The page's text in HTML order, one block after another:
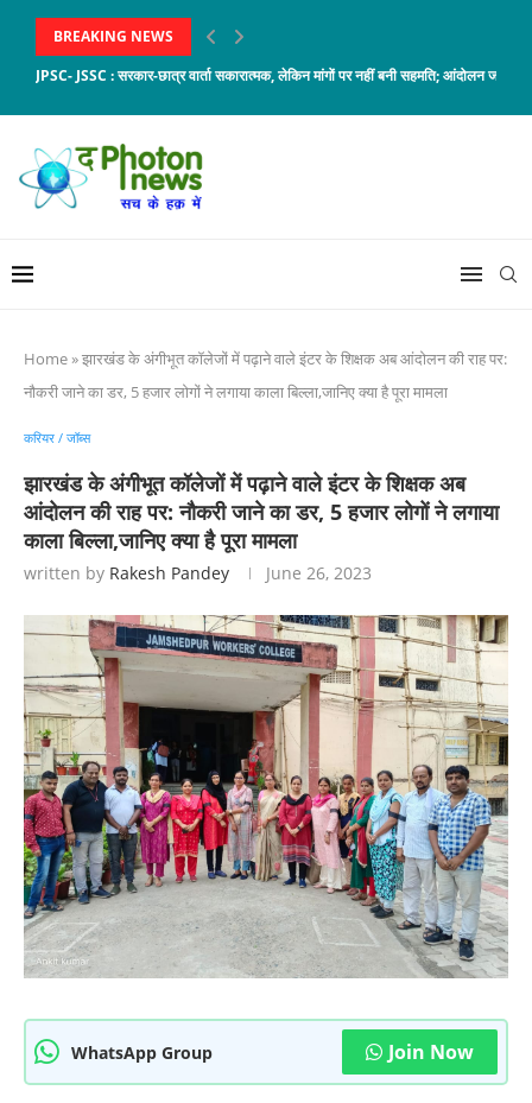
BREAKING NEWS
JPSC- JSSC : सरकार-छात्र वार्ता सकारात्मक, लेकिन मांगों पर नहीं बनी सहमति; आंदोलन जारी
Home»झारखंड के अंगीभूत कॉलेजों में पढ़ाने वाले इंटर के शिक्षक अब आंदोलन की राह पर:
नाैकरी जाने का डर, 5 हजार लोगों ने लगाया काला बिल्ला,जानिए क्या है पूरा मामला
करियर / जॉब्स
झारखंड के अंगीभूत कॉलेजों में पढ़ाने वाले इंटर के शिक्षक अब
आंदोलन की राह पर: नाैकरी जाने का डर, 5 हजार लोगों ने लगाया
काला बिल्ला,जानिए क्या है पूरा मामला
written by Rakesh Pandey June 26, 2023
WhatsApp Group Join Now